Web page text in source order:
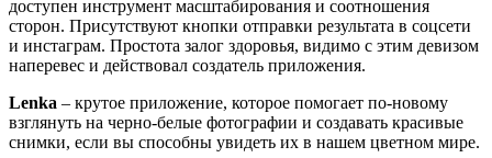
доступен инструмент масштабирования и соотношения
сторон. Присутствуют кнопки отправки результата в соцсети
и инстаграм. Простота залог здоровья, видимо с этим девизом
наперевес и действовал создатель приложения.
Lenka – крутое приложение, которое помогает по-новому
взглянуть на черно-белые фотографии и создавать красивые
снимки, если вы способны увидеть их в нашем цветном мире.